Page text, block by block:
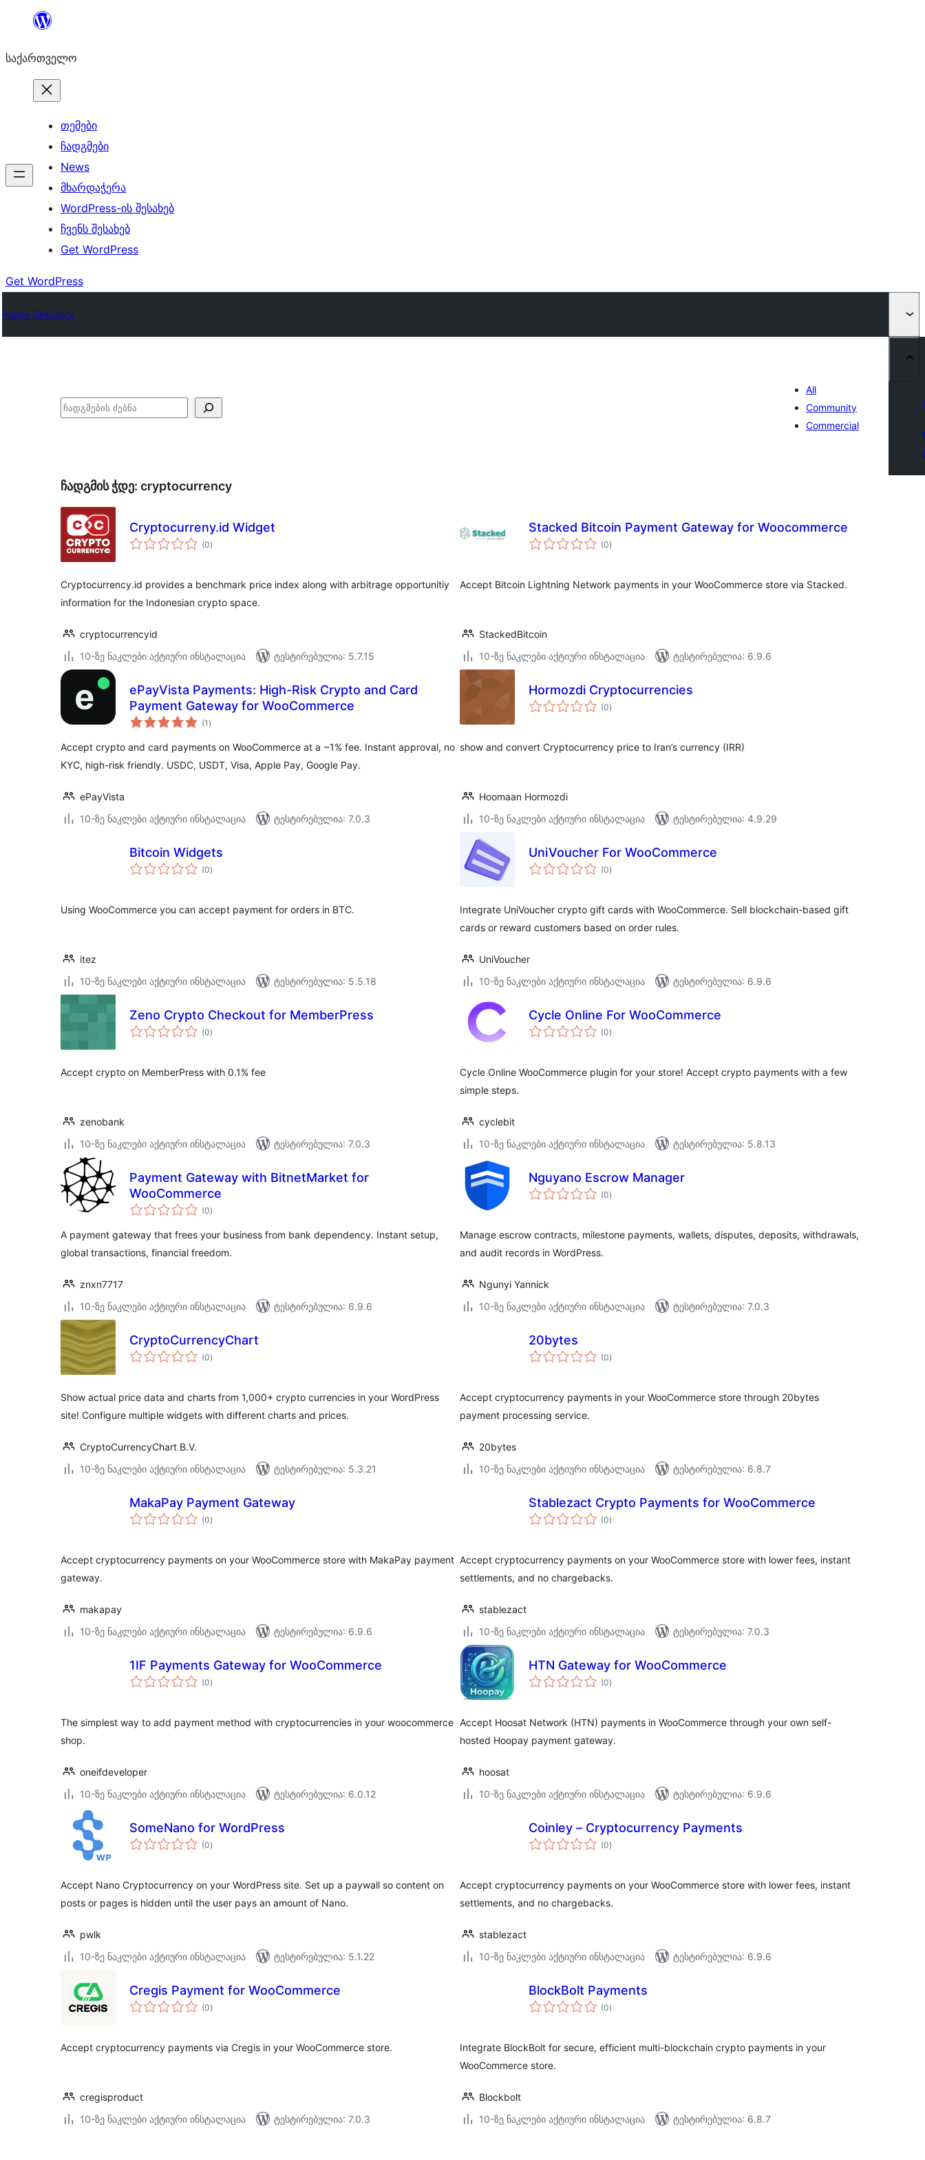
შიგთავსზე
საქართველო
თემები
ჩადგმები
News
მხარდაჭერა
WordPress-ის შესახებ
ჩვენს შესახებ
Get WordPress
Get WordPress
Plugin Directory
ძებნა
All
Community
Commercial
ჩადგმის ჭდე: cryptocurrency
Cryptocurreny.id Widget
(0საერთო
რეიტინგი
)
Cryptocurrency.id provides a benchmark price index along with arbitrage opportunitiy
information for the Indonesian crypto space.
cryptocurrencyid
10-ზე ნაკლები აქტიური ინსტალაცია
ტესტირებულია: 5.7.15
Stacked Bitcoin Payment Gateway for Woocommerce
(0საერთო
რეიტინგი
)
Accept Bitcoin Lightning Network payments in your WooCommerce store via Stacked.
StackedBitcoin
10-ზე ნაკლები აქტიური ინსტალაცია
ტესტირებულია: 6.9.6
ePayVista Payments: High-Risk Crypto and Card
Payment Gateway for WooCommerce
(1 საერთო
რეიტინგი
)
Accept crypto and card payments on WooCommerce at a ~1% fee. Instant approval, no
KYC, high-risk friendly. USDC, USDT, Visa, Apple Pay, Google Pay.
ePayVista
10-ზე ნაკლები აქტიური ინსტალაცია
ტესტირებულია: 7.0.3
Hormozdi Cryptocurrencies
(0საერთო
რეიტინგი
)
show and convert Cryptocurrency price to Iran’s currency (IRR)
Hoomaan Hormozdi
10-ზე ნაკლები აქტიური ინსტალაცია
ტესტირებულია: 4.9.29
Bitcoin Widgets
(0საერთო
რეიტინგი
)
Using WooCommerce you can accept payment for orders in BTC.
itez
10-ზე ნაკლები აქტიური ინსტალაცია
ტესტირებულია: 5.5.18
UniVoucher For WooCommerce
(0საერთო
რეიტინგი
)
Integrate UniVoucher crypto gift cards with WooCommerce. Sell blockchain-based gift
cards or reward customers based on order rules.
UniVoucher
10-ზე ნაკლები აქტიური ინსტალაცია
ტესტირებულია: 6.9.6
Zeno Crypto Checkout for MemberPress
(0საერთო
რეიტინგი
)
Accept crypto on MemberPress with 0.1% fee
zenobank
10-ზე ნაკლები აქტიური ინსტალაცია
ტესტირებულია: 7.0.3
Cycle Online For WooCommerce
(0საერთო
რეიტინგი
)
Cycle Online WooCommerce plugin for your store! Accept crypto payments with a few
simple steps.
cyclebit
10-ზე ნაკლები აქტიური ინსტალაცია
ტესტირებულია: 5.8.13
Payment Gateway with BitnetMarket for
WooCommerce
(0საერთო
რეიტინგი
)
A payment gateway that frees your business from bank dependency. Instant setup,
global transactions, financial freedom.
znxn7717
10-ზე ნაკლები აქტიური ინსტალაცია
ტესტირებულია: 6.9.6
Nguyano Escrow Manager
(0საერთო
რეიტინგი
)
Manage escrow contracts, milestone payments, wallets, disputes, deposits, withdrawals,
and audit records in WordPress.
Ngunyi Yannick
10-ზე ნაკლები აქტიური ინსტალაცია
ტესტირებულია: 7.0.3
CryptoCurrencyChart
(0საერთო
რეიტინგი
)
Show actual price data and charts from 1,000+ crypto currencies in your WordPress
site! Configure multiple widgets with different charts and prices.
CryptoCurrencyChart B.V.
10-ზე ნაკლები აქტიური ინსტალაცია
ტესტირებულია: 5.3.21
20bytes
(0საერთო
რეიტინგი
)
Accept cryptocurrency payments in your WooCommerce store through 20bytes
payment processing service.
20bytes
10-ზე ნაკლები აქტიური ინსტალაცია
ტესტირებულია: 6.8.7
MakaPay Payment Gateway
(0საერთო
რეიტინგი
)
Accept cryptocurrency payments on your WooCommerce store with MakaPay payment
gateway.
makapay
10-ზე ნაკლები აქტიური ინსტალაცია
ტესტირებულია: 6.9.6
Stablezact Crypto Payments for WooCommerce
(0საერთო
რეიტინგი
)
Accept cryptocurrency payments on your WooCommerce store with lower fees, instant
settlements, and no chargebacks.
stablezact
10-ზე ნაკლები აქტიური ინსტალაცია
ტესტირებულია: 7.0.3
1IF Payments Gateway for WooCommerce
(0საერთო
რეიტინგი
)
The simplest way to add payment method with cryptocurrencies in your woocommerce
shop.
oneifdeveloper
10-ზე ნაკლები აქტიური ინსტალაცია
ტესტირებულია: 6.0.12
HTN Gateway for WooCommerce
(0საერთო
რეიტინგი
)
Accept Hoosat Network (HTN) payments in WooCommerce through your own self-
hosted Hoopay payment gateway.
hoosat
10-ზე ნაკლები აქტიური ინსტალაცია
ტესტირებულია: 6.9.6
SomeNano for WordPress
(0საერთო
რეიტინგი
)
Accept Nano Cryptocurrency on your WordPress site. Set up a paywall so content on
posts or pages is hidden until the user pays an amount of Nano.
pwlk
10-ზე ნაკლები აქტიური ინსტალაცია
ტესტირებულია: 5.1.22
Coinley – Cryptocurrency Payments
(0საერთო
რეიტინგი
)
Accept cryptocurrency payments on your WooCommerce store with lower fees, instant
settlements, and no chargebacks.
stablezact
10-ზე ნაკლები აქტიური ინსტალაცია
ტესტირებულია: 6.9.6
Cregis Payment for WooCommerce
(0საერთო
რეიტინგი
)
Accept cryptocurrency payments via Cregis in your WooCommerce store.
cregisproduct
10-ზე ნაკლები აქტიური ინსტალაცია
ტესტირებულია: 7.0.3
BlockBolt Payments
(0საერთო
რეიტინგი
)
Integrate BlockBolt for secure, efficient multi-blockchain crypto payments in your
WooCommerce store.
Blockbolt
10-ზე ნაკლები აქტიური ინსტალაცია
ტესტირებულია: 6.8.7